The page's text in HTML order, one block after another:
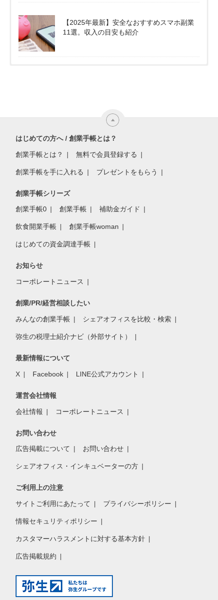
【2025年最新】安全なおすすめスマホ副業
11選。収入の目安も紹介
はじめての方へ / 創業手帳とは？
創業手帳とは？ 無料で会員登録する
創業手帳を手に入れる プレゼントをもらう
創業手帳シリーズ
創業手帳0 創業手帳 補助金ガイド
飲食開業手帳 創業手帳woman
はじめての資金調達手帳
お知らせ
コーポレートニュース
創業/PR/経営相談したい
みんなの創業手帳 シェアオフィスを比較・検索
弥生の税理士紹介ナビ（外部サイト）
最新情報について
X Facebook LINE公式アカウント
運営会社情報
会社情報 コーポレートニュース
お問い合わせ
広告掲載について お問い合わせ
シェアオフィス・インキュベーターの方
ご利用上の注意
サイトご利用にあたって プライバシーポリシー
情報セキュリティポリシー
カスタマーハラスメントに対する基本方針
広告掲載規約